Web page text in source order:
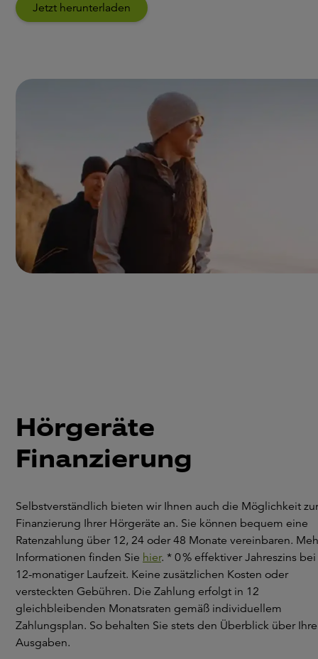
Jetzt herunterladen
Hörgeräte
Finanzierung
Selbstverständlich bieten wir Ihnen auch die Möglichkeit zur
Finanzierung Ihrer Hörgeräte an. Sie können bequem eine
Ratenzahlung über 12, 24 oder 48 Monate vereinbaren.
Informationen finden Sie hier. * 0 % effektiver Jahreszins bei
12-monatiger Laufzeit. Keine zusätzlichen Kosten oder
versteckten Gebühren. Die Zahlung erfolgt in 12
gleichbleibenden Monatsraten gemäß individuellem
Zahlungsplan. So behalten Sie stets den Überblick über Ihre
Ausgaben.